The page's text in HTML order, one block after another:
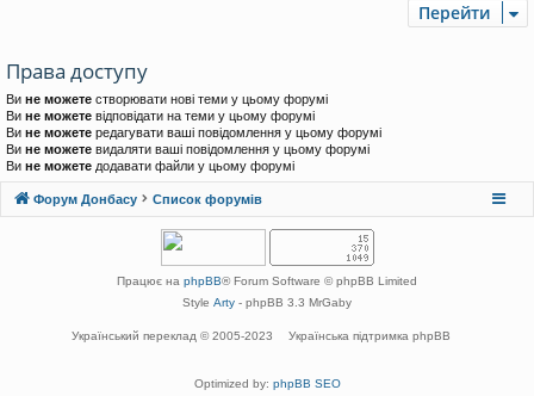
Перейти
Права доступу
Ви не можете створювати нові теми у цьому форумі
Ви не можете відповідати на теми у цьому форумі
Ви не можете редагувати ваші повідомлення у цьому форумі
Ви не можете видаляти ваші повідомлення у цьому форумі
Ви не можете додавати файли у цьому форумі
Форум Донбасу Список форумів
Працює на phpBB® Forum Software © phpBB Limited
Style Arty - phpBB 3.3 MrGaby
Український переклад © 2005-2023 Українська підтримка phpBB
Optimized by: phpBB SEO